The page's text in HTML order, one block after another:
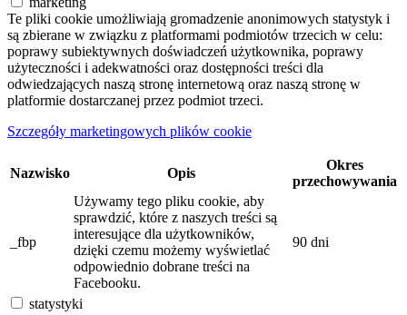
Te pliki cookie umożliwiają gromadzenie anonimowych statystyk i
są zbierane w związku z platformami podmiotów trzecich w celu:
poprawy subiektywnych doświadczeń użytkownika, poprawy
użyteczności i adekwatności oraz dostępności treści dla
odwiedzających naszą stronę internetową oraz naszą stronę w
platformie dostarczanej przez podmiot trzeci.
Szczegóły marketingowych plików cookie
Nazwisko Opis
Okres
przechowywania
_fbp
Używamy tego pliku cookie, aby
sprawdzić, które z naszych treści są
interesujące dla użytkowników,
dzięki czemu możemy wyświetlać
odpowiednio dobrane treści na
Facebooku.
90 dni
statystyki